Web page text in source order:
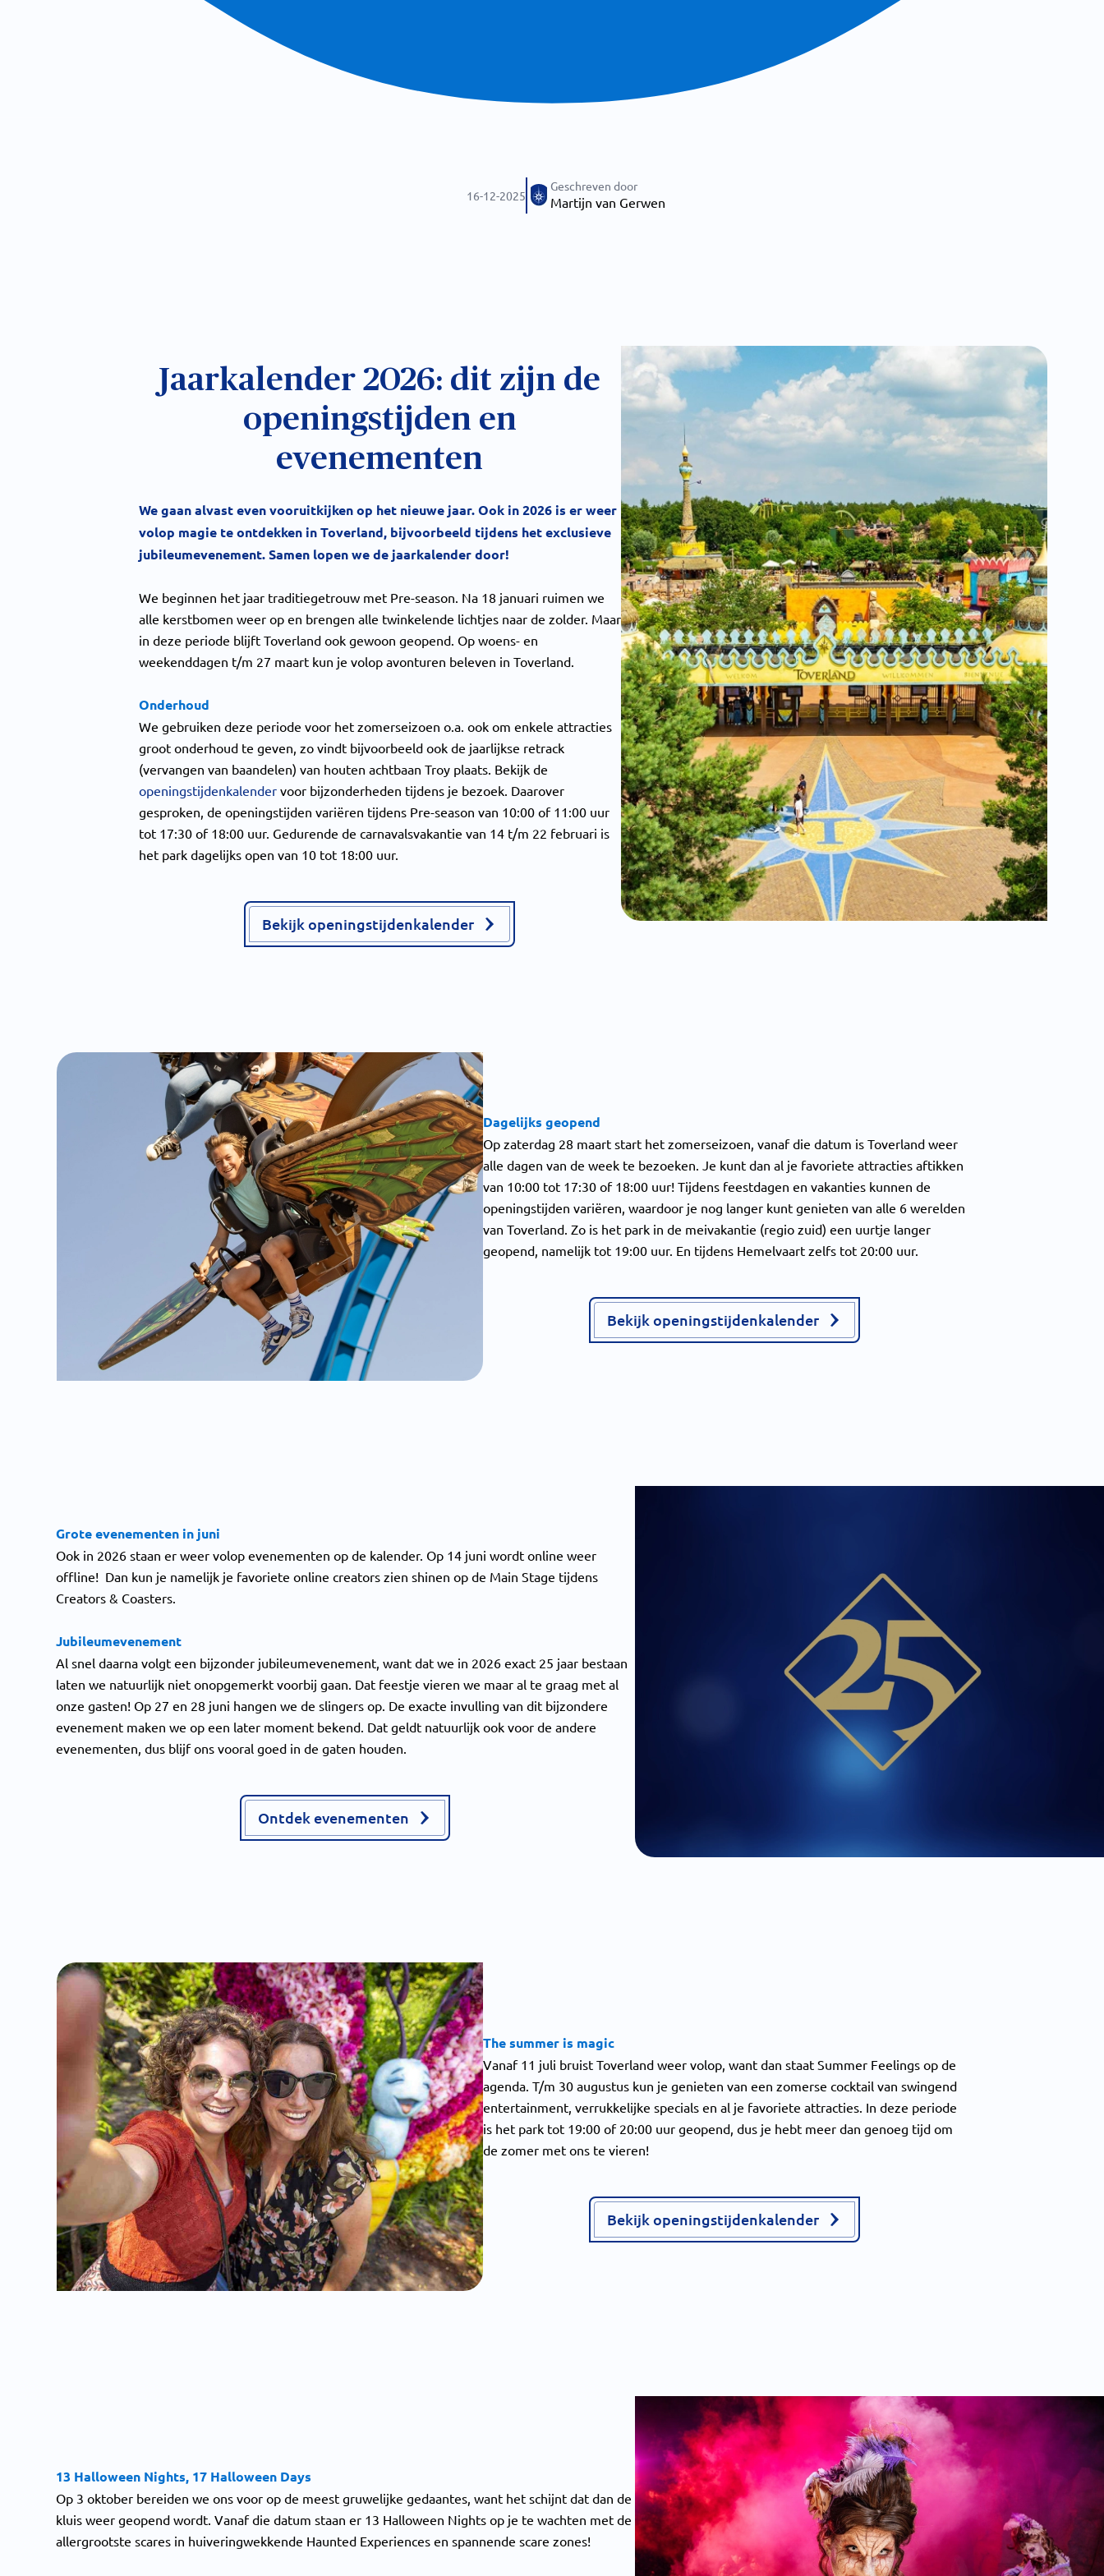
16-12-2025
Geschreven door
Martijn van Gerwen
Jaarkalender 2026: dit zijn de
openingstijden en
evenementen
We gaan alvast even vooruitkijken op het nieuwe jaar. Ook in 2026 is er weer
volop magie te ontdekken in Toverland, bijvoorbeeld tijdens het exclusieve
jubileumevenement. Samen lopen we de jaarkalender door!
We beginnen het jaar traditiegetrouw met Pre-season. Na 18 januari ruimen we
alle kerstbomen weer op en brengen alle twinkelende lichtjes naar de zolder. Maar
in deze periode blijft Toverland ook gewoon geopend. Op woens- en
weekenddagen t/m 27 maart kun je volop avonturen beleven in Toverland.
Onderhoud
We gebruiken deze periode voor het zomerseizoen o.a. ook om enkele attracties
groot onderhoud te geven, zo vindt bijvoorbeeld ook de jaarlijkse retrack
(vervangen van baandelen) van houten achtbaan Troy plaats. Bekijk de
openingstijdenkalendervoor bijzonderheden tijdens je bezoek. Daarover
gesproken, de openingstijden variëren tijdens Pre-season van 10:00 of 11:00 uur
tot 17:30 of 18:00 uur. Gedurende de carnavalsvakantie van 14 t/m 22 februari is
het park dagelijks open van 10 tot 18:00 uur.
Bekijk openingstijdenkalender
Dagelijks geopend
Op zaterdag 28 maart start het zomerseizoen, vanaf die datum is Toverland weer
alle dagen van de week te bezoeken. Je kunt dan al je favoriete attracties aftikken
van 10:00 tot 17:30 of 18:00 uur! Tijdens feestdagen en vakanties kunnen de
openingstijden variëren, waardoor je nog langer kunt genieten van alle 6 werelden
van Toverland. Zo is het park in de meivakantie (regio zuid) een uurtje langer
geopend, namelijk tot 19:00 uur. En tijdens Hemelvaart zelfs tot 20:00 uur.
Bekijk openingstijdenkalender
Grote evenementen in juni
Ook in 2026 staan er weer volop evenementen op de kalender. Op 14 juni wordt online weer
offline! Dan kun je namelijk je favoriete online creators zien shinen op de Main Stage tijdens
Creators & Coasters.
Jubileumevenement
Al snel daarna volgt een bijzonder jubileumevenement, want dat we in 2026 exact 25 jaar bestaan
laten we natuurlijk niet onopgemerkt voorbij gaan. Dat feestje vieren we maar al te graag met al
onze gasten! Op 27 en 28 juni hangen we de slingers op. De exacte invulling van dit bijzondere
evenement maken we op een later moment bekend. Dat geldt natuurlijk ook voor de andere
evenementen, dus blijf ons vooral goed in de gaten houden.
Ontdek evenementen
The summer is magic
Vanaf 11 juli bruist Toverland weer volop, want dan staat Summer Feelings op de
agenda. T/m 30 augustus kun je genieten van een zomerse cocktail van swingend
entertainment, verrukkelijke specials en al je favoriete attracties. In deze periode
is het park tot 19:00 of 20:00 uur geopend, dus je hebt meer dan genoeg tijd om
de zomer met ons te vieren!
Bekijk openingstijdenkalender
13 Halloween Nights, 17 Halloween Days
Op 3 oktober bereiden we ons voor op de meest gruwelijke gedaantes, want het schijnt dat dan de
kluis weer geopend wordt. Vanaf die datum staan er 13 Halloween Nights op je te wachten met de
allergrootste scares in huiveringwekkende Haunted Experiences en spannende scare zones!